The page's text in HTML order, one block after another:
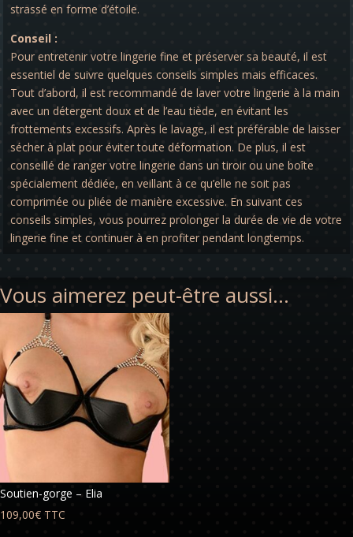
strassé en forme d’étoile.
Conseil :
Pour entretenir votre lingerie fine et préserver sa beauté, il est
essentiel de suivre quelques conseils simples mais efficaces.
Tout d’abord, il est recommandé de laver votre lingerie à la main
avec un détergent doux et de l’eau tiède, en évitant les
frottements excessifs. Après le lavage, il est préférable de laisser
sécher à plat pour éviter toute déformation. De plus, il est
conseillé de ranger votre lingerie dans un tiroir ou une boîte
spécialement dédiée, en veillant à ce qu’elle ne soit pas
comprimée ou pliée de manière excessive. En suivant ces
conseils simples, vous pourrez prolonger la durée de vie de votre
lingerie fine et continuer à en profiter pendant longtemps.
Vous aimerez peut-être aussi…
Soutien-gorge – Elia
109,00€ TTC